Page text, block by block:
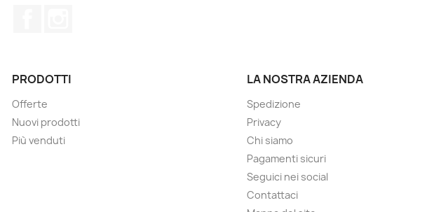
PRODOTTI
Offerte
Nuovi prodotti
Più venduti
LA NOSTRA AZIENDA
Spedizione
Privacy
Chi siamo
Pagamenti sicuri
Seguici nei social
Contattaci